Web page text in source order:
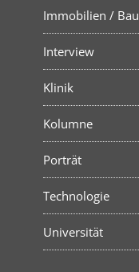
Immobilien / Bau
Interview
Klinik
Kolumne
Porträt
Technologie
Universität